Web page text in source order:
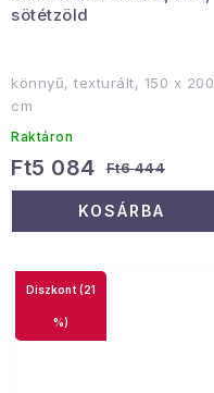
sötétzöld
könnyű, texturált, 150 x 200
cm
Raktáron
Ft5 084 Ft6 444
KOSÁRBA
(21
%)